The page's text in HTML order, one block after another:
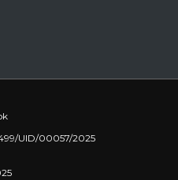
UID/00057/2025